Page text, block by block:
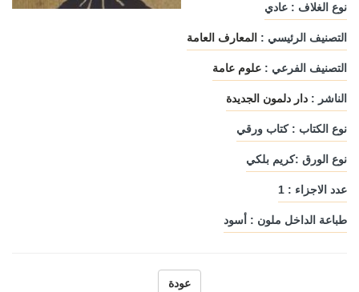
نوع الغلاف : عادي
التصنيف الرئيسي : المعارف العامة
التصنيف الفرعي : علوم عامة
الناشر : دار دلمون الجديدة
نوع الكتاب : كتاب ورقي
نوع الورق :كريم بلكي
عدد الاجزاء : 1
طباعة الداخل ملون : أسود
عودة